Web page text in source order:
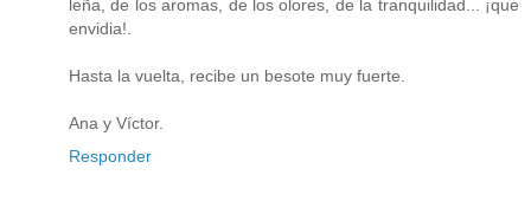
leña, de los aromas, de los olores, de la tranquilidad... ¡que
envidia!.
Hasta la vuelta, recibe un besote muy fuerte.
Ana y Víctor.
Responder